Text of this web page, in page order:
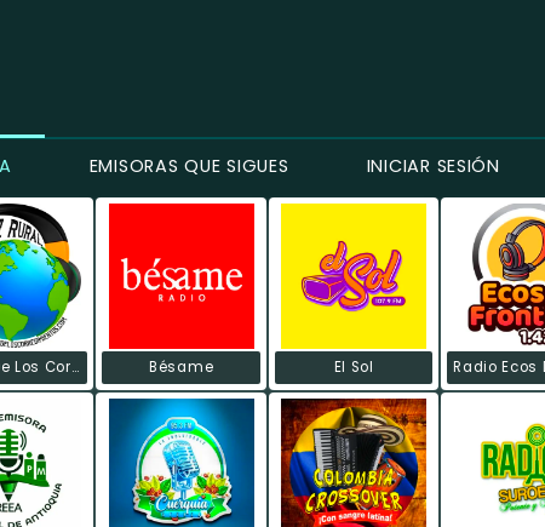
EMISORAS QUE SIGUES INICIAR SESIÓN
La Voz De Los Corregimientos Bésame El Sol